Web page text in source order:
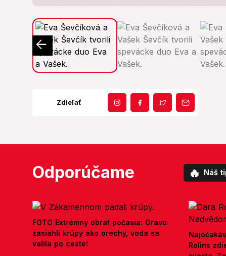
Zdieľať
Odporúčame 🔥 Náš
FOTO Extrémny obrat počasia: Oravu
zasiahli krúpy ako orechy, voda sa
valila po ceste!
Rolins